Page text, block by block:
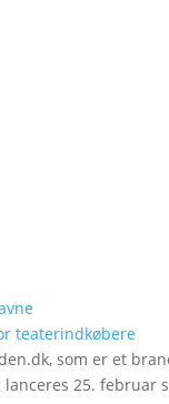
teaterindkøbere
som er et
25. februar